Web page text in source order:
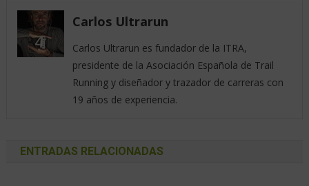
Carlos Ultrarun
Carlos Ultrarun es fundador de la ITRA,
presidente de la Asociación Española de Trail
Running y diseñador y trazador de carreras con
19 años de experiencia.
ENTRADAS RELACIONADAS